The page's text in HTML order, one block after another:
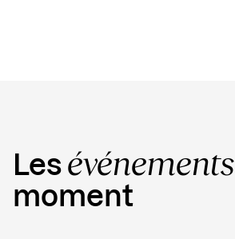
Les événements
moment